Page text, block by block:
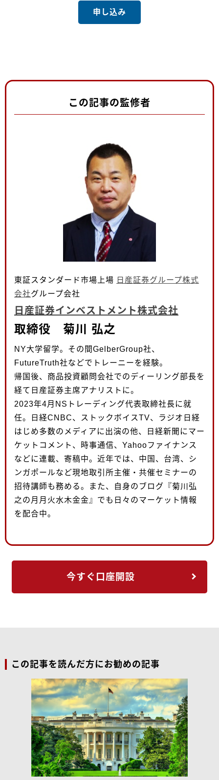
申し込み
この記事の監修者
東証スタンダード市場上場 日産証券グループ株式
会社グループ会社
日産証券インベストメント株式会社
取締役 菊川 弘之
NY大学留学。その間GelberGroup社、
FutureTruth社などでトレーニーを経験。
帰国後、商品投資顧問会社でのディーリング部長を
経て日産証券主席アナリストに。
2023年4月NSトレーディング代表取締社長に就
任。日経CNBC、ストックボイスTV、ラジオ日経
はじめ多数のメディアに出演の他、日経新聞にマー
ケットコメント、時事通信、Yahooファイナンス
などに連載、寄稿中。近年では、中国、台湾、シ
ンガポールなど現地取引所主催・共催セミナーの
招待講師も務める。また、自身のブログ『菊川弘
之の月月火水木金金』でも日々のマーケット情報
を配合中。
今すぐ口座開設
この記事を読んだ方にお勧めの記事